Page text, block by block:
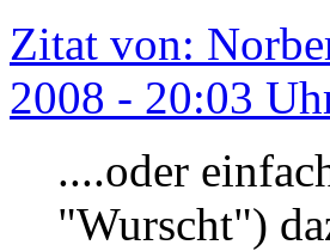
Zitat von:
2008 - 20:03
....oder
"Wurscht")